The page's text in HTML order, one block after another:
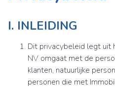
I. INLEIDING
Dit privacybeleid legt uit
NV omgaat met de
klanten, natuurlijke
personen die met